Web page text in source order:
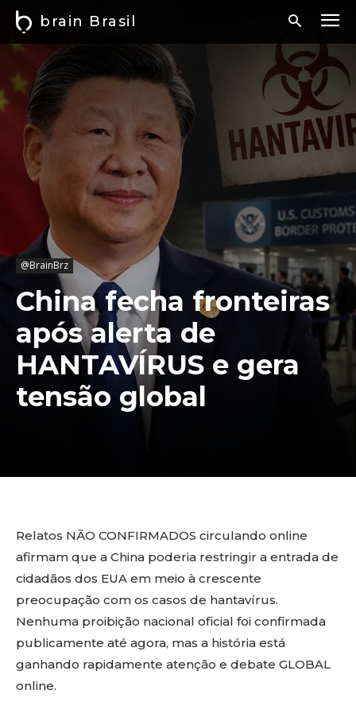
brain Brasil
@BrainBrz
China fecha fronteiras
após alerta de
HANTAVÍRUS e gera
tensão global
Relatos NÃO CONFIRMADOS circulando online
afirmam que a China poderia restringir a entrada de
cidadãos dos EUA em meio à crescente
preocupação com os casos de hantavírus.
Nenhuma proibição nacional oficial foi confirmada
publicamente até agora, mas a história está
ganhando rapidamente atenção e debate GLOBAL
online.